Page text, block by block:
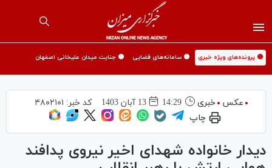
🟡 پرونده‌های ویژه خبری 🟡 سامانه‌های قضایی 🟡 جنایت میدان علیخانی اصفهان
عکس خبری 14:29 13 آبان 1403 کد خبر: ۴۸۰۲۱۰۱
چاپ
دیدار خانواده شهدای اخیر نیروی پدافند